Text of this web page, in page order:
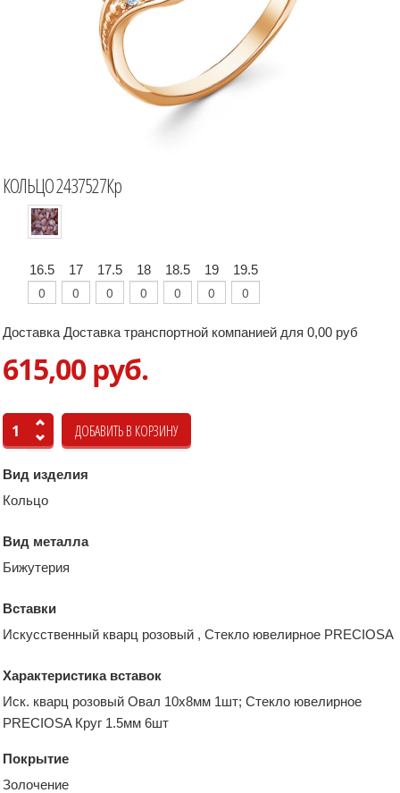
КОЛЬЦО 2437527Кр
16.5 17 17.5 18 18.5 19 19.5
Доставка Доставка транспортной компанией для 0,00 руб
615,00 руб.
Вид изделия
Кольцо
Вид металла
Бижутерия
Вставки
Искусственный кварц розовый , Стекло ювелирное PRECIOSA
Характеристика вставок
Иск. кварц розовый Овал 10х8мм 1шт; Стекло ювелирное
PRECIOSA Круг 1.5мм 6шт
Покрытие
Золочение